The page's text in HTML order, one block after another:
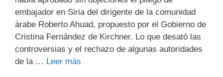
embajador en Siria del dirigente de la comunidad
árabe Roberto Ahuad, propuesto por el Gobierno de
Cristina Fernández de Kirchner. Lo que desató las
controversias y el rechazo de algunas autoridades
de la … Leer más